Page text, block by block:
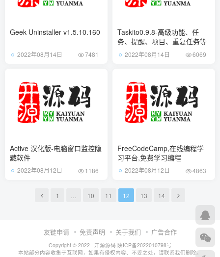
Geek Uninstaller v1.5.10.160
2022年08月14日 7481
Taskito0.9.8-高级功能、任
务、提醒、项目、重复任务等
2022年08月14日 6069
Active 汉化版-电脑窗口监控隐
藏软件
2022年08月12日 1186
FreeCodeCamp,在线编程学
习平台,免费学习编程
2022年08月12日 4863
1 10 11 12 13 14
友链申请 免责声明 关于我们 广告合作
Copyright © 2022 · 开源源码 陕ICP备2022010798号
本站部分内容收集于互联网，如果有侵权内容、不妥之处，请联系我们删除。